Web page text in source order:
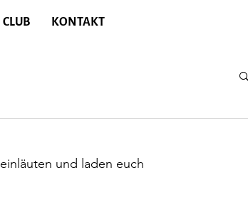
CLUB KONTAKT
und laden euch